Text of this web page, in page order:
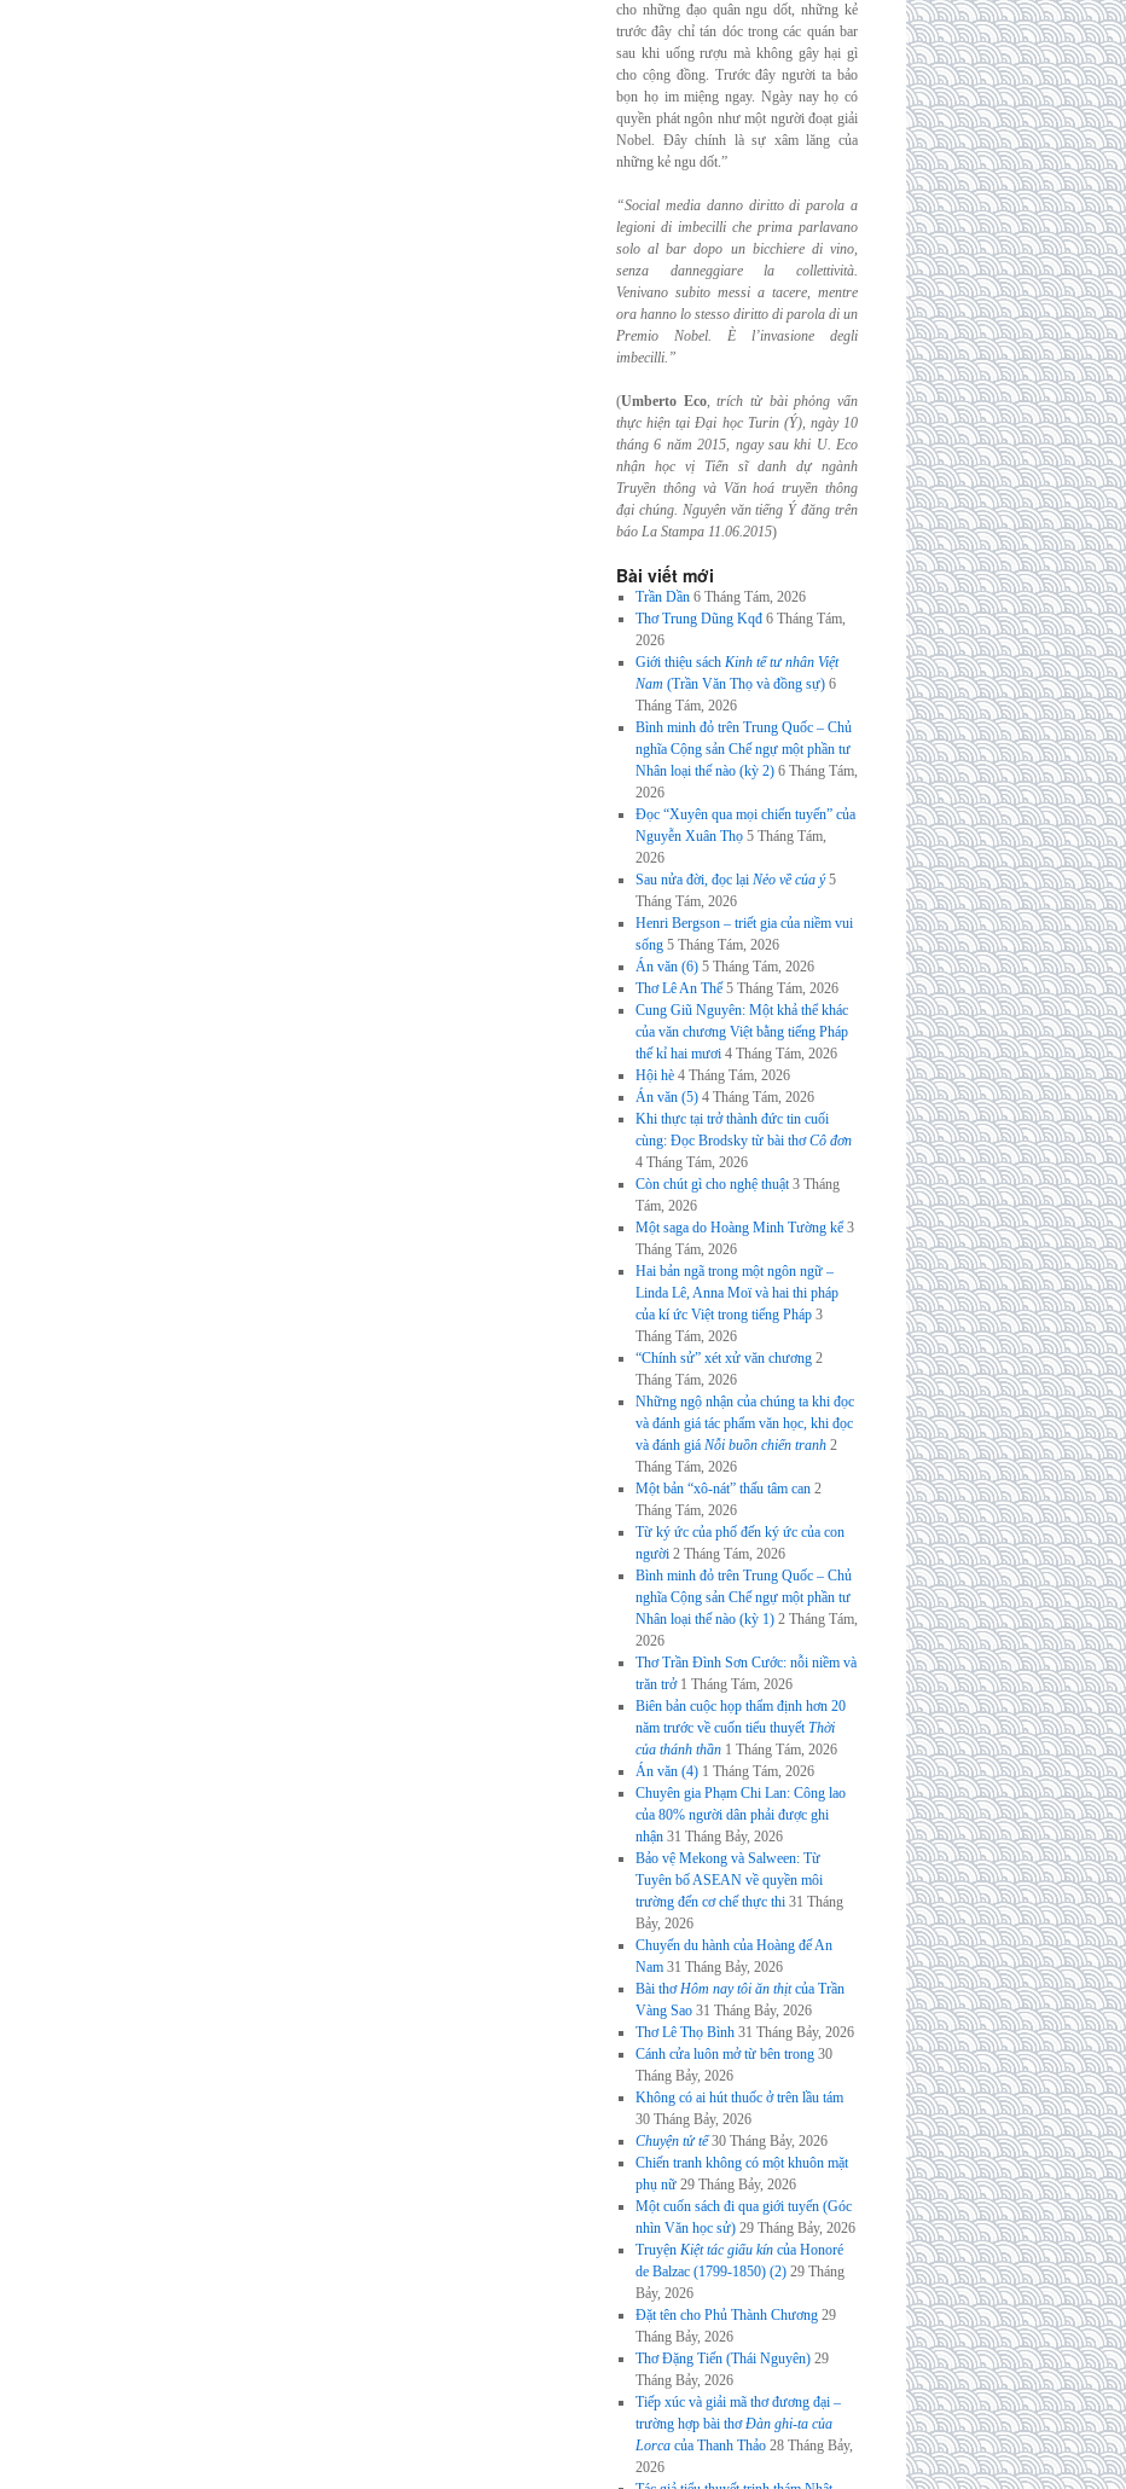
cho những đạo quân ngu dốt, những kẻ
trước đây chỉ tán dóc trong các quán bar
sau khi uống rượu mà không gây hại gì
cho cộng đồng. Trước đây người ta bảo
bọn họ im miệng ngay. Ngày nay họ có
quyền phát ngôn như một người đoạt giải
Nobel. Đây chính là sự xâm lăng của
những kẻ ngu dốt.”
“Social media danno diritto di parola a
legioni di imbecilli che prima parlavano
solo albar dopo un bicchiere di vino,
senza danneggiare la collettività.
Venivano subito messi a tacere, mentre
ora hanno lo stesso diritto di parola di un
Premio Nobel. È l’invasione degli
imbecilli.”
(Umberto Eco,trích từ bài phỏng vấn
thực hiện tại Đại học Turin (Ý), ngày 10
tháng 6 năm 2015, ngay sau khi U. Eco
nhận học vị Tiến sĩ danh dự ngành
Truyền thông và Văn hoá truyền thông
đại chúng. Nguyên văn tiếng Ý đăng trên
báo La Stampa 11.06.2015)
Bài viết mới
Trần Dần 6 Tháng Tám, 2026
Thơ Trung Dũng Kqđ 6 Tháng Tám,
2026
Giới thiệu sách Kinh tế tư nhân Việt
Nam (Trần Văn Thọ và đồng sự) 6
Tháng Tám, 2026
Bình minh đỏ trên Trung Quốc – Chủ
nghĩa Cộng sản Chế ngự một phần tư
Nhân loại thế nào (kỳ 2) 6 Tháng Tám,
2026
Đọc “Xuyên qua mọi chiến tuyến” của
Nguyễn Xuân Thọ 5 Tháng Tám,
2026
Sau nửa đời, đọc lại Nẻo về của ý 5
Tháng Tám, 2026
Henri Bergson – triết gia của niềm vui
sống 5 Tháng Tám, 2026
Án văn (6) 5 Tháng Tám, 2026
Thơ Lê An Thế 5 Tháng Tám, 2026
Cung Giũ Nguyên: Một khả thể khác
của văn chương Việt bằng tiếng Pháp
thế kỉ hai mươi 4 Tháng Tám, 2026
Hội hè 4 Tháng Tám, 2026
Án văn (5) 4 Tháng Tám, 2026
Khi thực tại trở thành đức tin cuối
cùng: Đọc Brodsky từ bài thơCô đơn
4 Tháng Tám, 2026
Còn chút gì cho nghệ thuật 3 Tháng
Tám, 2026
Một saga do Hoàng Minh Tường kể 3
Tháng Tám, 2026
Hai bản ngã trong một ngôn ngữ –
Linda Lê, Anna Moï và hai thi pháp
của kí ức Việt trong tiếng Pháp 3
Tháng Tám, 2026
“Chính sử” xét xử văn chương 2
Tháng Tám, 2026
Những ngộ nhận của chúng ta khi đọc
và đánh giá tác phẩm văn học, khi đọc
và đánh giá Nỗi buồn chiến tranh 2
Tháng Tám, 2026
Một bản “xô-nát” thấu tâm can 2
Tháng Tám, 2026
Từ ký ức của phố đến ký ức của con
người 2 Tháng Tám, 2026
Bình minh đỏ trên Trung Quốc – Chủ
nghĩa Cộng sản Chế ngự một phần tư
Nhân loại thế nào (kỳ 1) 2 Tháng Tám,
2026
Thơ Trần Đình Sơn Cước: nỗi niềm và
trăn trở 1 Tháng Tám, 2026
Biên bản cuộc họp thẩm định hơn 20
năm trước về cuốn tiểu thuyếtThời
của thánh thần 1 Tháng Tám, 2026
Án văn (4) 1 Tháng Tám, 2026
Chuyên gia Phạm Chi Lan: Công lao
của 80% người dân phải được ghi
nhận 31 Tháng Bảy, 2026
Bảo vệ Mekong và Salween: Từ
Tuyên bố ASEAN về quyền môi
trường đến cơ chế thực thi 31 Tháng
Bảy, 2026
Chuyến du hành của Hoàng đế An
Nam 31 Tháng Bảy, 2026
Bài thơHôm nay tôi ăn thịtcủa Trần
Vàng Sao 31 Tháng Bảy, 2026
Thơ Lê Thọ Bình 31 Tháng Bảy, 2026
Cánh cửa luôn mở từ bên trong 30
Tháng Bảy, 2026
Không có ai hút thuốc ở trên lầu tám
30 Tháng Bảy, 2026
Chuyện tử tế 30 Tháng Bảy, 2026
Chiến tranh không có một khuôn mặt
phụ nữ 29 Tháng Bảy, 2026
Một cuốn sách đi qua giới tuyến (Góc
nhìn Văn học sử) 29 Tháng Bảy, 2026
Truyện Kiệt tác giấu kíncủa Honoré
de Balzac (1799-1850) (2) 29 Tháng
Bảy, 2026
Đặt tên cho Phủ Thành Chương 29
Tháng Bảy, 2026
Thơ Đặng Tiến (Thái Nguyên) 29
Tháng Bảy, 2026
Tiếp xúc và giải mã thơ đương đại –
trường hợp bài thơĐàn ghi-ta của
Lorcacủa Thanh Thảo 28 Tháng Bảy,
2026